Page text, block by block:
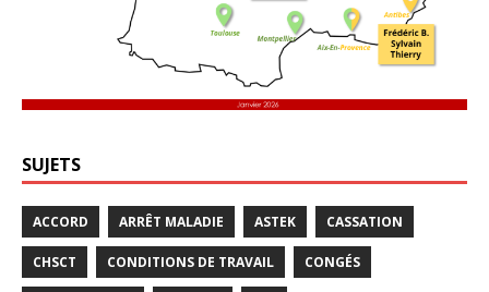
SUJETS
ACCORD ARRÊT MALADIE ASTEK CASSATION
CHSCT CONDITIONS DE TRAVAIL CONGÉS